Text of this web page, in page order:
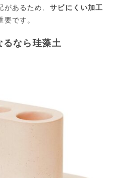
があるため、サビにくい加工
要です。
なら珪藻土